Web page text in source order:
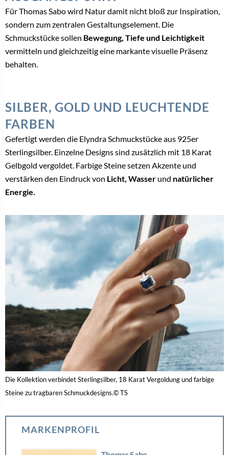
Für Thomas Sabo wird Natur damit nicht bloß zur Inspiration,
sondern zum zentralen Gestaltungselement. Die
Schmuckstücke sollen Bewegung, Tiefe und Leichtigkeit
vermitteln und gleichzeitig eine markante visuelle Präsenz
behalten.
SILBER, GOLD UND LEUCHTENDE
FARBEN
Gefertigt werden die Elyndra Schmuckstücke aus 925er
Sterlingsilber. Einzelne Designs sind zusätzlich mit 18 Karat
Gelbgold vergoldet. Farbige Steine setzen Akzente und
verstärken den Eindruck von Licht, Wasser und natürlicher
Energie.
Die Kollektion verbindet Sterlingsilber, 18 Karat Vergoldung und farbige
Steine zu tragbaren Schmuckdesigns.© TS
MARKENPROFIL